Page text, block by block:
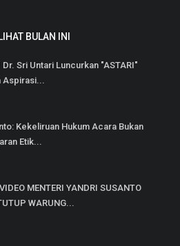
BULAN INI
Dr. Sri Untari Luncurkan "ASTARI"
Kekeliruan Hukum Acara Bukan
Etik...
MENTERI YANDRI SUSANTO
WARUNG...